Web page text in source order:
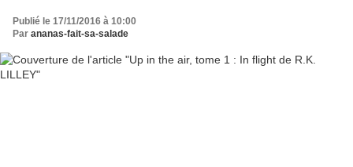
Publié le 17/11/2016 à 10:00
Par ananas-fait-sa-salade